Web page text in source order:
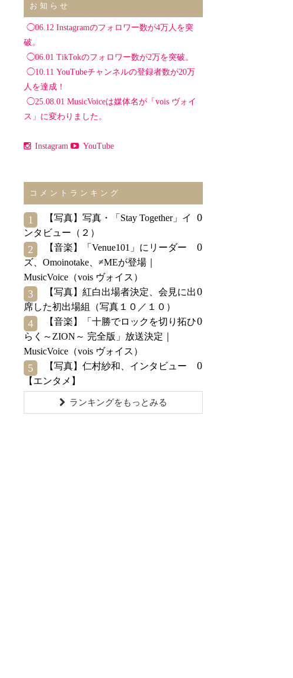
お知らせ
◯06.12 Instagramのフォロワー数が4万人を突
破。
◯06.01 TikTokのフォロワー数が2万を突破。
◯10.11 YouTubeチャンネルの登録者数が20万
人を達成！
◯25.08.01 MusicVoiceは媒体名が「vois ヴォイ
ス」に変わりました。
Instagram YouTube
コメントランキング
1
【写真】写真・「Stay Together」イ
ンタビュー（２）
0
2
【音楽】「Venue101」にリーダー
ズ、Omoinotake、≠MEが登場｜
MusicVoice（vois ヴォイス）
0
3
【写真】紅白出場者決定、会見に出
席した初出場組（写真１０／１０）
0
4
【音楽】「十勝でロックを切り拓ひ
らく～ZION～ 完全版」放送決定｜
MusicVoice（vois ヴォイス）
0
5
【写真】仁村紗和、インタビュー
【エンタメ】
0
ランキングをもっとみる